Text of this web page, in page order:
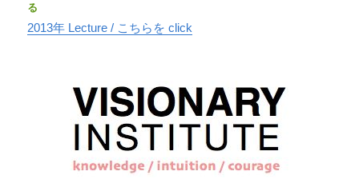
る
2013年 Lecture / こちらを click